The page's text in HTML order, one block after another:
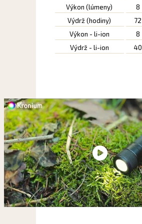
Výkon (lúmeny) 8
Výdrž (hodiny) 72
Výkon - li-ion
8
Výdrž - li-ion
40